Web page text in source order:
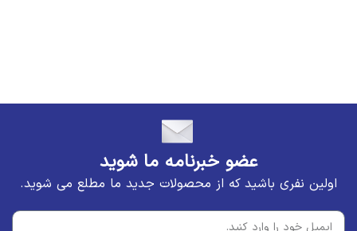
عضو خبرنامه ما شوید
اولین نفری باشید که از محصولات جدید ما مطلع می شوید.